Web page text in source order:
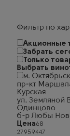
Фильтр по
Акционные
Забрать
Только
Выбрать
м.
пр-кт
Курская
ул. Земляной
Одинцово
б-р Любы
Цена